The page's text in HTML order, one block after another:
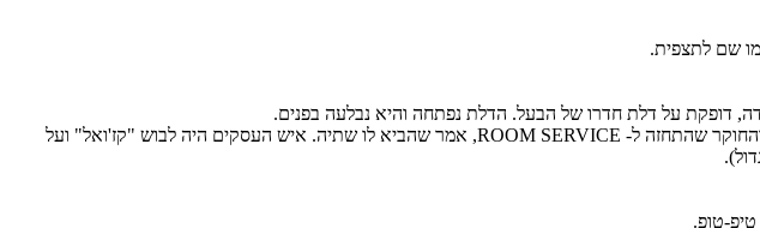
שם לתצפית.
ברבע לחצות, משלא יצאה, אחד החוקרים הסינים עם עגלת מלון ועליה בקבוק קולה, דפק בדלת. האיש פתח את הדלת והחוקר שהתחזה ל- ROOM SERVICE, אמר שהביא לו שתיה. איש העסקים היה לבוש "קז'ואל" ועל